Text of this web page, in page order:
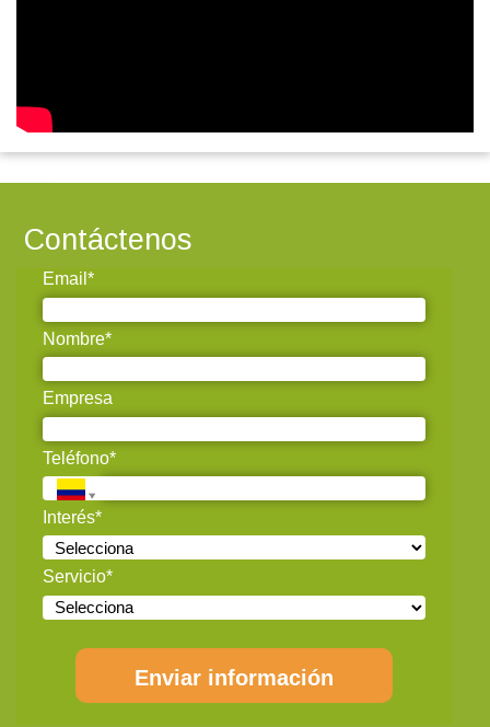
Contáctenos
Email*
Nombre*
Empresa
Teléfono*
Interés*
Servicio*
Enviar información